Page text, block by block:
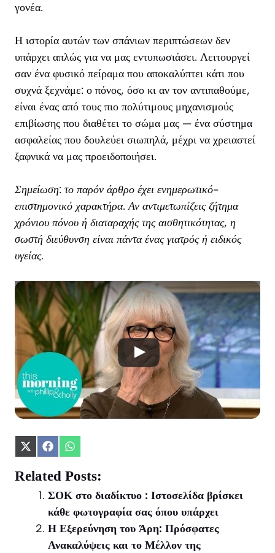
γονέα.
Η ιστορία αυτών των σπάνιων περιπτώσεων δεν
υπάρχει απλώς για να μας εντυπωσιάσει. Λειτουργεί
σαν ένα φυσικό πείραμα που αποκαλύπτει κάτι που
συχνά ξεχνάμε: ο πόνος, όσο κι αν τον αντιπαθούμε,
είναι ένας από τους πιο πολύτιμους μηχανισμούς
επιβίωσης που διαθέτει το σώμα μας — ένα σύστημα
ασφαλείας που δουλεύει σιωπηλά, μέχρι να χρειαστεί
ξαφνικά να μας προειδοποιήσει.
Σημείωση: το παρόν άρθρο έχει ενημερωτικό-
επιστημονικό χαρακτήρα. Αν αντιμετωπίζεις ζήτημα
χρόνιου πόνου ή διαταραχής της αισθητικότητας, η
σωστή διεύθυνση είναι πάντα ένας γιατρός ή ειδικός
υγείας.
Share
X
(Twitter)
Share
Facebook
Share
WhatsApp
Related Posts:
ΣΟΚ στο διαδίκτυο : Ιστοσελίδα βρίσκει
κάθε φωτογραφία σας όπου υπάρχει
Η Εξερεύνηση του Άρη: Πρόσφατες
Ανακαλύψεις και το Μέλλον της